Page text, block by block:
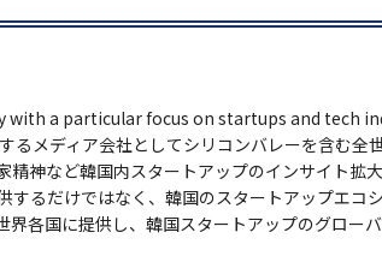
with a particular focus on startups and tech
るメディア会社としてシリコンバレーを含む全
精神など韓国内スタートアップのインサイト拡
するだけではなく、韓国のスタートアップエコ
各国に提供し、韓国スタートアップのグロー